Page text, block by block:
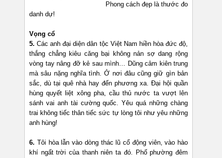
Phong cách đẹp là thước đo
danh dự!
Vọng cổ
5. Các anh đại diện dân tộc Việt Nam hiền hòa đức độ,
thắng chẳng kiêu căng bại không nản sợ dang rộng
vòng tay nâng đỡ kẻ sau mình… Dũng cảm kiên trung
mà sâu nặng nghĩa tình. Ở nơi đâu cũng giữ gìn bản
sắc, dù tại quê nhà hay đến phương xa. Đại hội quần
hùng quyết liệt xông pha, cầu thủ nước ta vượt lên
sánh vai anh tài cường quốc. Yêu quá những chàng
trai không tiếc thân tiếc sức tự lòng tôi như yêu những
anh hùng!
6. Tôi hòa lẫn vào dòng thác lũ cổ động viên, vào hào
khí ngất trời của thanh niên ta đó. Phố phường đêm